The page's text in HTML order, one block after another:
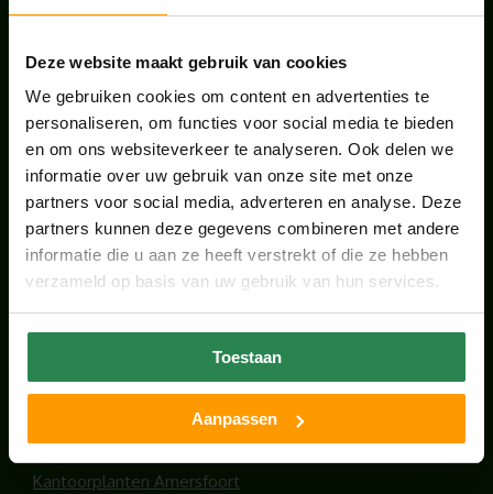
Deze website maakt gebruik van cookies
We gebruiken cookies om content en advertenties te
personaliseren, om functies voor social media te bieden
en om ons websiteverkeer te analyseren. Ook delen we
informatie over uw gebruik van onze site met onze
partners voor social media, adverteren en analyse. Deze
partners kunnen deze gegevens combineren met andere
informatie die u aan ze heeft verstrekt of die ze hebben
verzameld op basis van uw gebruik van hun services.
Toestaan
Aanpassen
KANTOORPLANT VAN DE MAAND JUNI: DE
juni 30, 2026
ONS TEAM GROEIT VERDER
juni 17, 2026
HANDIGE LINKS
Office plants
Kantoorplanten Utrecht
Kantoorplanten Amsterdam
Kantoorplanten Amersfoort